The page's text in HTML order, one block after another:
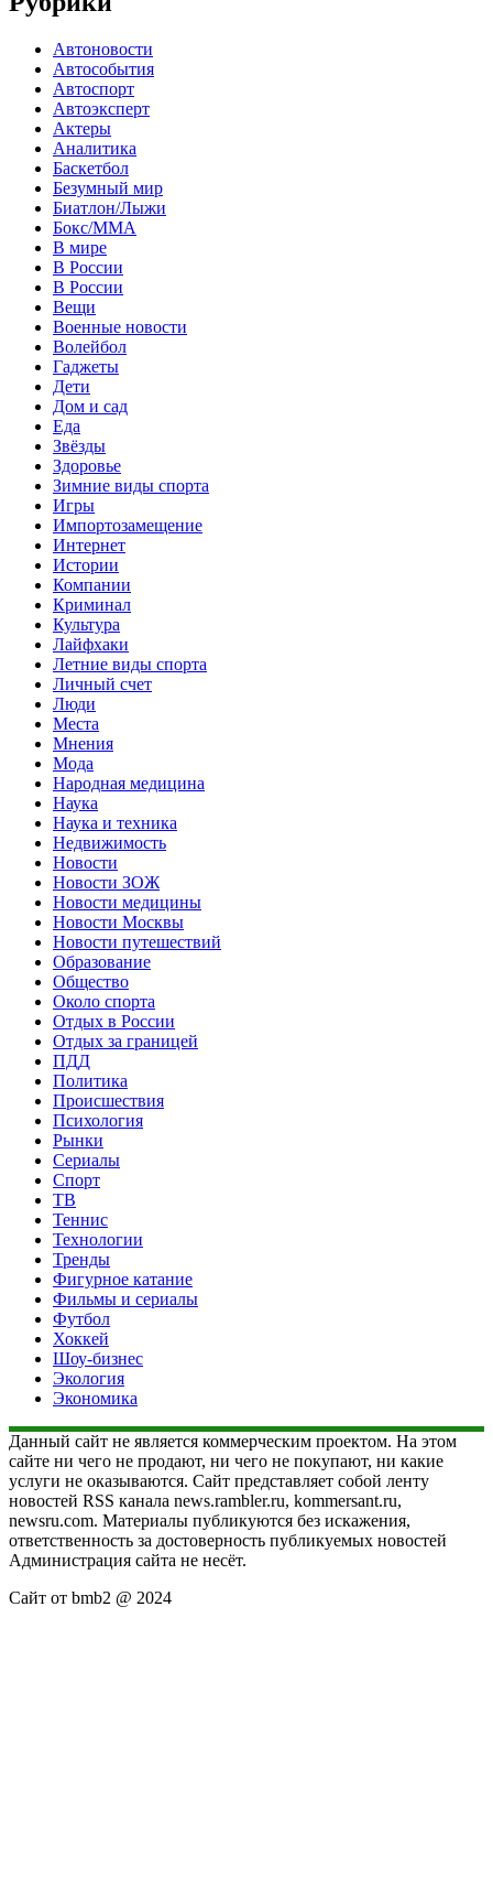
Автоновости
Автособытия
Автоспорт
Автоэксперт
Актеры
Аналитика
Баскетбол
Безумный мир
Биатлон/Лыжи
Бокс/MMA
В мире
В России
В России
Вещи
Военные новости
Волейбол
Гаджеты
Дети
Дом и сад
Еда
Звёзды
Здоровье
Зимние виды спорта
Игры
Импортозамещение
Интернет
Истории
Компании
Криминал
Культура
Лайфхаки
Летние виды спорта
Личный счет
Люди
Места
Мнения
Мода
Народная медицина
Наука
Наука и техника
Недвижимость
Новости
Новости ЗОЖ
Новости медицины
Новости Москвы
Новости путешествий
Образование
Общество
Около спорта
Отдых в России
Отдых за границей
ПДД
Политика
Происшествия
Психология
Рынки
Сериалы
Спорт
ТВ
Теннис
Технологии
Тренды
Фигурное катание
Фильмы и сериалы
Футбол
Хоккей
Шоу-бизнес
Экология
Экономика
Данный сайт не является коммерческим проектом. На этом
сайте ни чего не продают, ни чего не покупают, ни какие
услуги не оказываются. Сайт представляет собой ленту
новостей RSS канала news.rambler.ru, kommersant.ru,
newsru.com. Материалы публикуются без искажения,
ответственность за достоверность публикуемых новостей
Администрация сайта не несёт.
Сайт от bmb2 @ 2024